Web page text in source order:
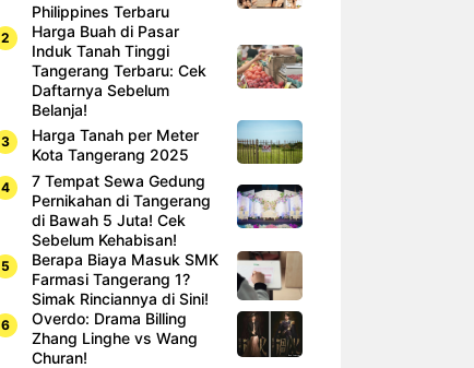
Philippines Terbaru
Harga Buah di Pasar
Induk Tanah Tinggi
Tangerang Terbaru: Cek
Daftarnya Sebelum
Belanja!
Harga Tanah per Meter
Kota Tangerang 2025
7 Tempat Sewa Gedung
Pernikahan di Tangerang
di Bawah 5 Juta! Cek
Sebelum Kehabisan!
Berapa Biaya Masuk SMK
Farmasi Tangerang 1?
Simak Rinciannya di Sini!
Overdo: Drama Billing
Zhang Linghe vs Wang
Churan!